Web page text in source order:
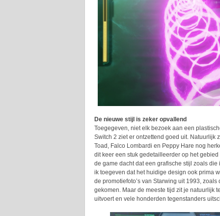
De nieuwe stijl is zeker opvallend
Toegegeven, niet elk bezoek aan een
Switch 2 ziet er ontzettend goed uit.
Toad, Falco Lombardi en Peppy Hare nog
dit keer een stuk gedetailleerder op het
de game dacht dat een grafische stijl zoals
ik toegeven dat het huidige design ook prima
de promotiefoto’s van Starwing uit 1993,
gekomen. Maar de meeste tijd zit je natuurlijk
uitvoert en vele honderden tegenstanders